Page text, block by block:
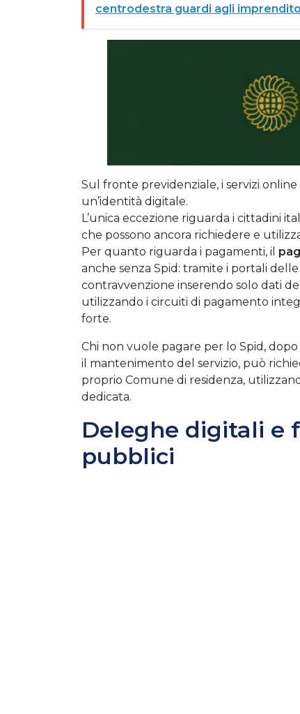
centrodestra guardi agli
Sul fronte previdenziale, i servizi online
un’identità digitale.
L’unica eccezione riguarda i cittadini
che possono ancora richiedere e
Per quanto riguarda i pagamenti, il
anche senza Spid: tramite i portali
contravvenzione inserendo solo dati
utilizzando i circuiti di pagamento
forte.
Chi non vuole pagare per lo Spid,
il mantenimento del servizio, può
proprio Comune di residenza,
dedicata.
Deleghe digitali e
pubblici